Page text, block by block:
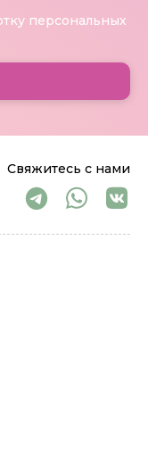
Свяжитесь с нами
персональных